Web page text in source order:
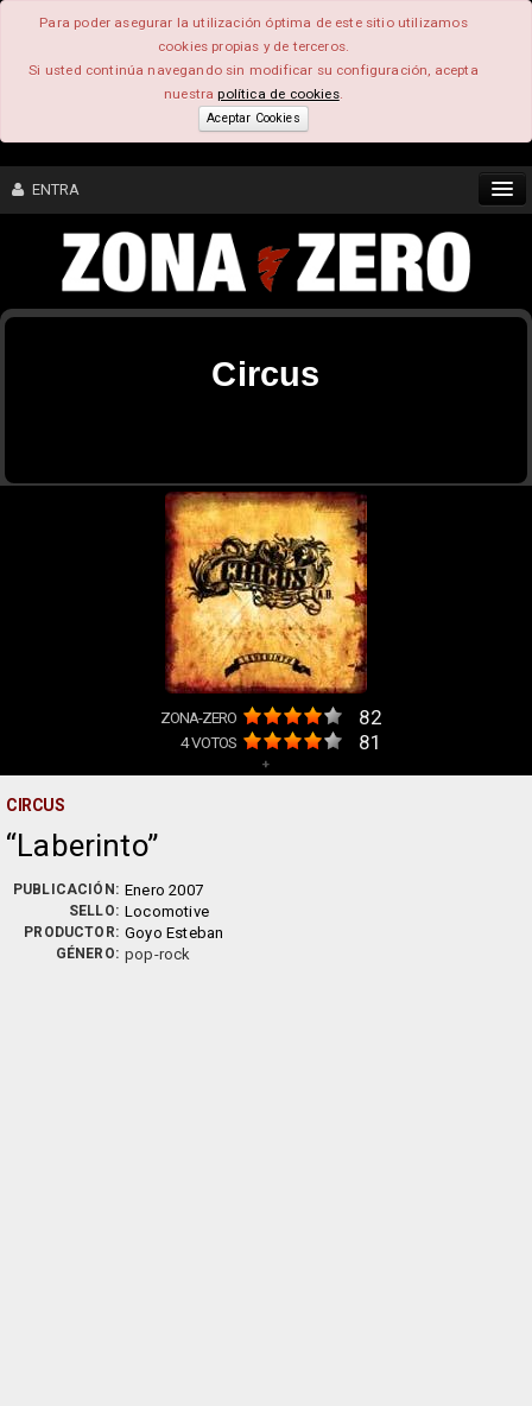
Para poder asegurar la utilización óptima de este sitio utilizamos
cookies propias y de terceros.
Si usted continúa navegando sin modificar su configuración, acepta
nuestrapolítica de cookies.
Aceptar Cookies
ENTRA
CONTENIDO
Circus
ZONA-ZERO 82
4VOTOS 81
+
CIRCUS
Laberinto
PUBLICACIÓN: Enero 2007
SELLO: Locomotive
PRODUCTOR: Goyo Esteban
GÉNERO: pop-rock